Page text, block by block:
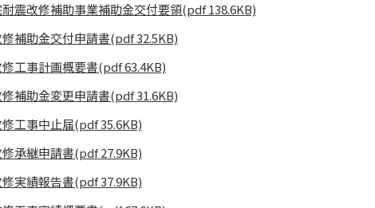
震改修補助事業補助金交付要領(pdf 138.6KB)
補助金交付申請書(pdf 32.5KB)
工事計画概要書(pdf 63.4KB)
補助金変更申請書(pdf 31.6KB)
工事中止届(pdf 35.6KB)
承継申請書(pdf 27.9KB)
実績報告書(pdf 37.9KB)